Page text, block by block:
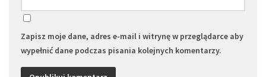
Zapisz moje dane, adres e-mail i witrynę w przeglądarce aby
wypełnić dane podczas pisania kolejnych komentarzy.